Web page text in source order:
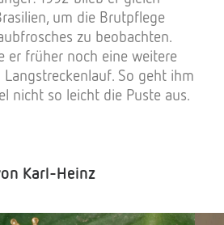
um die Brutpflege
zu beobachten.
er früher noch eine weitere
So geht ihm
nicht so leicht die Puste aus.
Karl-Heinz